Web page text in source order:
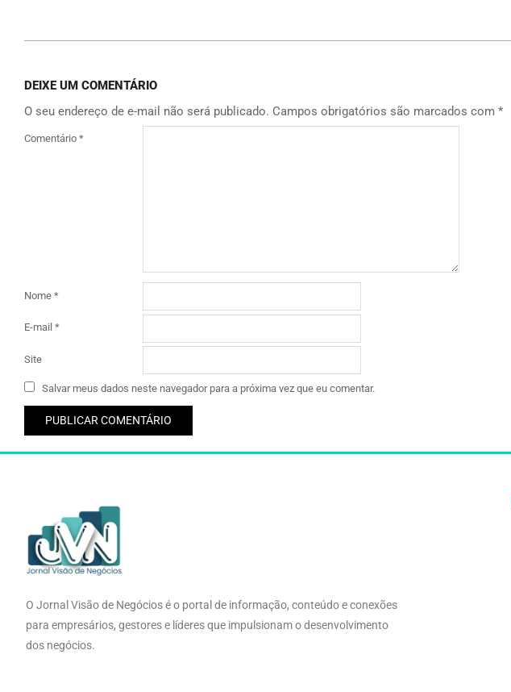
DEIXE UM COMENTÁRIO
O seu endereço de e-mail não será publicado. Campos obrigatórios são marcados com *
Comentário *
Nome *
E-mail *
Site
Salvar meus dados neste navegador para a próxima vez que eu comentar.
O Jornal Visão de Negócios é o portal de informação, conteúdo e conexões
para empresários, gestores e líderes que impulsionam o desenvolvimento
dos negócios.